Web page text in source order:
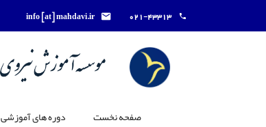
021-43313
info [at] mahdavi.ir
صفحه نخست دوره های آموزشی